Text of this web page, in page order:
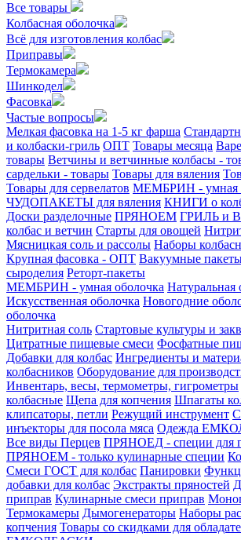
Все товары
Колбасная оболочка
Всё для изготовления колбас
Приправы
Термокамера
Шинкодел
Фасовка
Частые вопросы
Мелкая фасовка на 1-5 кг фарша
и колбаски-гриль ОПТ Товары месяца
товары Ветчины и ветчинные колбасы -
сардельки - товары Товары для вяления
Товары для сервелатов МЕМБРИН - умная
ЧУДОПАКЕТЫ для вяления КНИГИ о
Доски разделочные ПРЯНОЕМ ГРИЛЬ и
колбас и ветчин Старты для овощей
Мясницкая соль и рассолы Наборы
Крупная фасовка - ОПТ Вакуумные
сыроделия Реторт-пакеты
МЕМБРИН - умная оболочка Натуральная
Искусственная оболочка Новогодние
оболочка
Нитритная соль Стартовые культуры и
Цитратные пищевые смеси Фосфатные
Добавки для колбас Ингредиенты и
колбасников Оборудование для
Инвентарь, весы, термометры, гигрометры
колбасные Щепа для копчения Шпагаты
клипсаторы, петли Режущий инструмент
инъекторы для посола мяса Одежда
Все виды Перцев ПРЯНОЕД - специи для
ПРЯНОЕМ - только кулинарные специи
Смеси ГОСТ для колбас Панировки
добавки для колбас Экстракты пряностей
приправ Кулинарные смеси приправ
Термокамеры Дымогенераторы Наборы
копчения Товары со скидками для